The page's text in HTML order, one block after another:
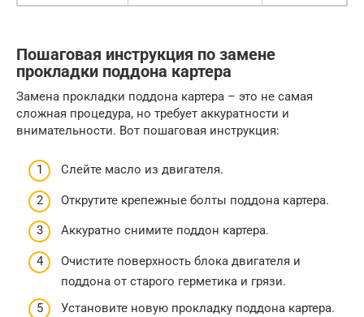
Пошаговая инструкция по замене
прокладки поддона картера
Замена прокладки поддона картера – это не самая
сложная процедура, но требует аккуратности и
внимательности. Вот пошаговая инструкция:
Слейте масло из двигателя.
Открутите крепежные болты поддона картера.
Аккуратно снимите поддон картера.
Очистите поверхность блока двигателя и
поддона от старого герметика и грязи.
Установите новую прокладку поддона картера.